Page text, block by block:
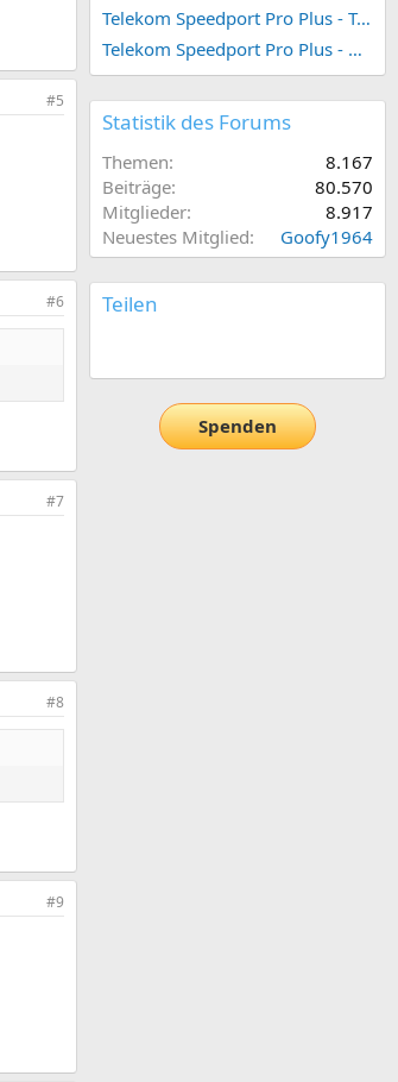
#5
#6
#7
#8
#9
Telekom Speedport Pro Plus - Telefonie einrichten
Telekom Speedport Pro Plus - Netzwerk einrichten
Statistik des Forums
Themen
8.167
Beiträge
80.570
Mitglieder
8.917
Neuestes Mitglied
Goofy1964
Teilen
Spenden